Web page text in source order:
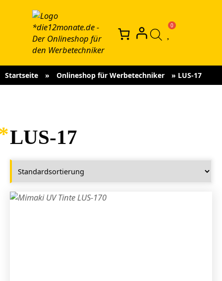
Startseite » Onlineshop für Werbetechniker » LUS-17
LUS-17